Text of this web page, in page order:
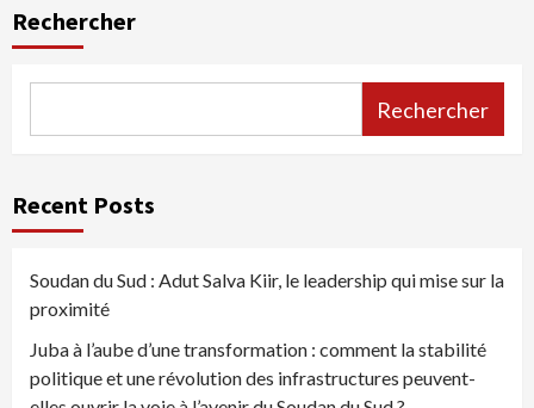
Rechercher
Rechercher
Recent Posts
Soudan du Sud : Adut Salva Kiir, le leadership qui mise sur la
proximité
Juba à l’aube d’une transformation : comment la stabilité
politique et une révolution des infrastructures peuvent-